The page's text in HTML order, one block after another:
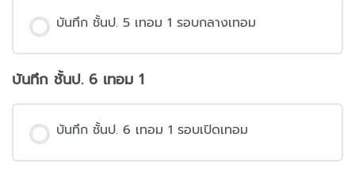
บันทึก ชั้นป. 5 เทอม 1 รอบกลางเทอม
บันทึก ชั้นป. 6 เทอม 1
บันทึก ชั้นป. 6 เทอม 1 รอบเปิดเทอม